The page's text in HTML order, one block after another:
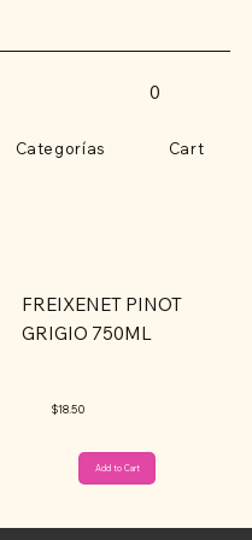
Categorías Cart
0
Add to Cart
FREIXENET PINOT
GRIGIO 750ML
$18.50